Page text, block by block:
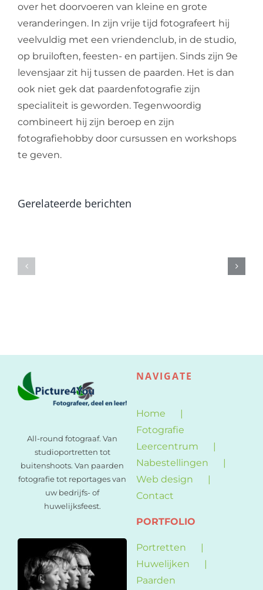
over het doorvoeren van kleine en grote
veranderingen. In zijn vrije tijd fotografeert hij
veelvuldig met een vriendenclub, in de studio,
op bruiloften, feesten- en partijen. Sinds zijn 9e
levensjaar zit hij tussen de paarden. Het is dan
ook niet gek dat paardenfotografie zijn
specialiteit is geworden. Tegenwoordig
combineert hij zijn beroep en zijn
fotografiehobby door cursussen en workshops
te geven.
Gerelateerde berichten
World
All-round fotograaf. Van
studioportretten tot
buitenshoots. Van paarden
fotografie tot reportages van
uw bedrijfs- of
huwelijksfeest.
NAVIGATE
Home
Fotografie
Leercentrum
Nabestellingen
Web design
Contact
PORTFOLIO
Portretten
Huwelijken
Paarden